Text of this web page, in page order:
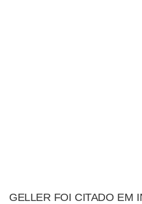
GELLER FOI CITADO EM